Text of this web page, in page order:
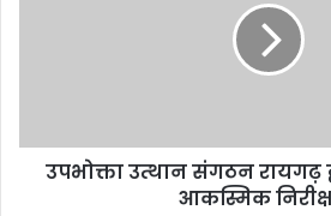
उपभोक्ता उत्थान संगठन रायगढ़
आकस्मिक